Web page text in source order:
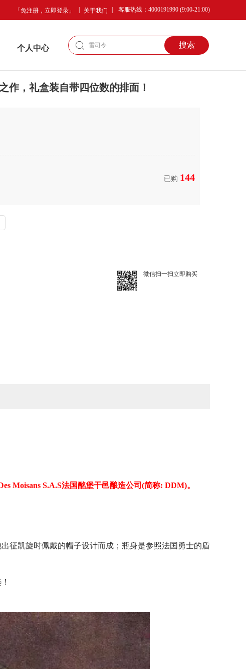
「免注册，立即登录」 关于我们 客服热线：4000191990 (9:00-21:00)
个人中心 搜索
作，礼盒装自带四位数的排面！
已购 144
微信扫一扫立即购买
Moisans S.A.S法国酩堡干邑酿造公司(简称: DDM)。
征凯旋时佩戴的帽子设计而成；瓶身是参照法国勇士的盾